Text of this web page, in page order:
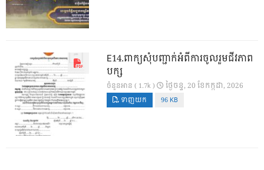
E14.ពាក្យសុំបញ្ជាក់អំពីការចូលរួមជីវភាព
បក្ស
ចំនួនអាន ( 1.7k ) ថ្ងៃ​ចន្ទ, 20 ខែ​កក្កដា, 2026
ទាញយក 96 KB